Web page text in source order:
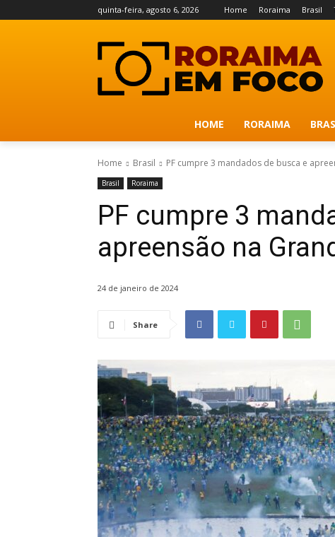
quinta-feira, agosto 6, 2026 Home Roraima Brasil
HOME RORAIMA
Home Brasil PF cumpre 3 mandados de busca e
Brasil Roraima
PF cumpre 3
apreensão na
24 de janeiro de 2024
Share